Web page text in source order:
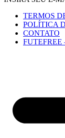
TERMOS
POLÍTICA
CONTATO
FUTEFREE